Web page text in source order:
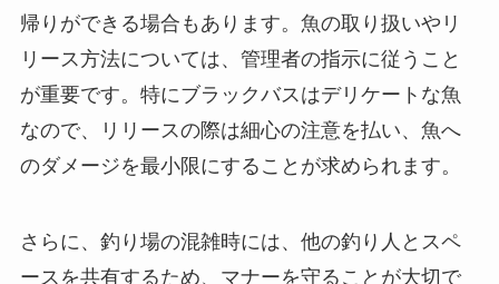
帰りができる場合もあります。魚の取り扱いやリ
リース方法については、管理者の指示に従うこと
が重要です。特にブラックバスはデリケートな魚
なので、リリースの際は細心の注意を払い、魚へ
のダメージを最小限にすることが求められます。
さらに、釣り場の混雑時には、他の釣り人とスペ
ースを共有するため、マナーを守ることが大切で